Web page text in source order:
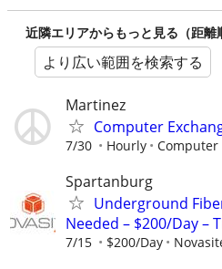
近隣エリアからもっと見る（距離
より広い範囲を検索する
Martinez
Computer
7/30 Hourly Computer
Spartanburg
Underground
Needed – $200/Day –
7/15 $200/Day